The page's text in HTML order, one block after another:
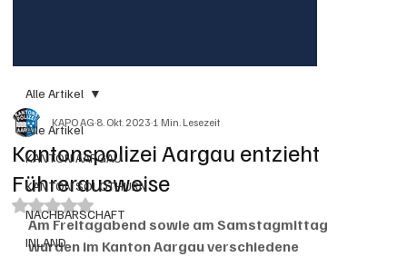
Alle Artikel
KANTON AARGAU
KANTON SOLOTHURN
NACHBARSCHAFT
INLAND
Alle Artikel
Kantonspolizei Aargau entzieht
Führerausweise
KAPO AG8. Okt. 20231 Min. Lesezeit
Mit NaN von 5 Sternen bewertet.
Am Freitagabend sowie am Samstagmittag
wurden im Kanton Aargau verschiedene